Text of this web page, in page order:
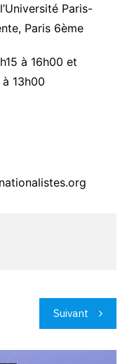
Paris-
Paris 6ème
à 16h00 et
13h00
Suivant